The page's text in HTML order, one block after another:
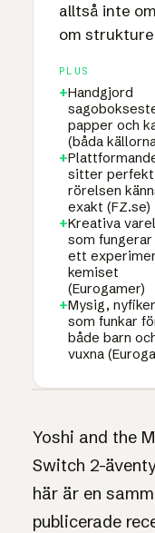
alltså inte
om
PLUS
+Handgjord
papper och
(båda
+
sitter perfekt
rörelsen
exakt (FZ.se)
+Kreativa
som fungerar
ett
kemiset
(Eurogamer)
+Mysig,
som funkar
både barn
vuxna
Yoshi
Yoshi and the
Switch 2-
här är en
publicerade